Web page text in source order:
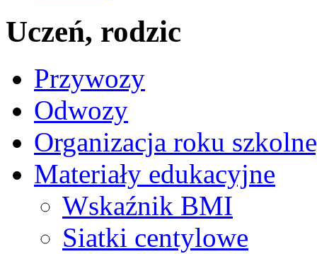
Uczeń, rodzic
Przywozy
Odwozy
Organizacja roku
Materiały edukacyjne
Wskaźnik BMI
Siatki centylowe